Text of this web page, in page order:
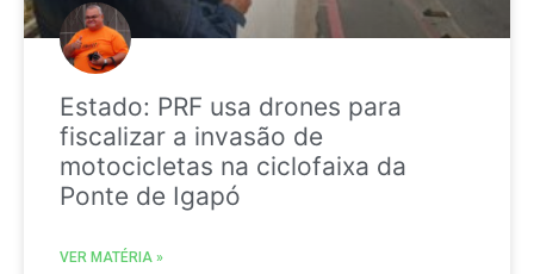
Estado: PRF usa drones para
fiscalizar a invasão de
motocicletas na ciclofaixa da
Ponte de Igapó
VER MATÉRIA »